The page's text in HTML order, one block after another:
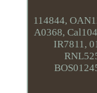
114844,
A0368,
IR7811,